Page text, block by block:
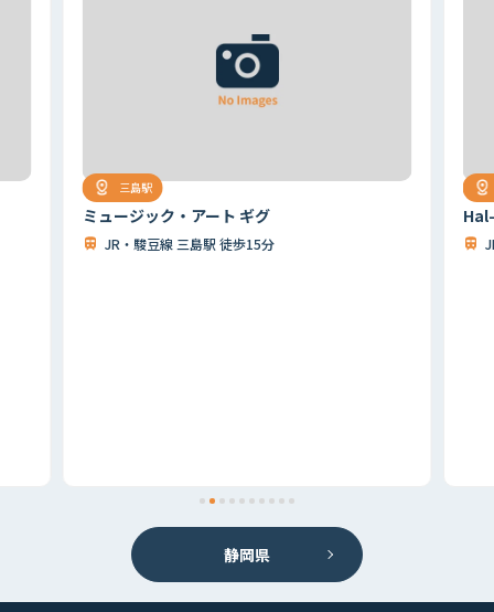
北海道 東北 北関東 甲信越
四国 九州 その他
三島駅
ミュージック・アート ギグ
JR・駿豆線 三島駅 徒歩15分
静岡県